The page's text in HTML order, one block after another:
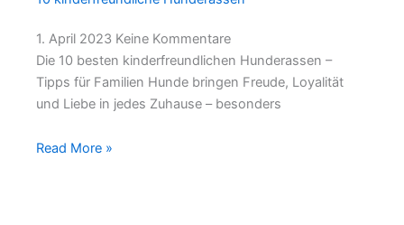
1. April 2023 Keine Kommentare
Die 10 besten kinderfreundlichen Hunderassen –
Tipps für Familien Hunde bringen Freude, Loyalität
und Liebe in jedes Zuhause – besonders
Read More »